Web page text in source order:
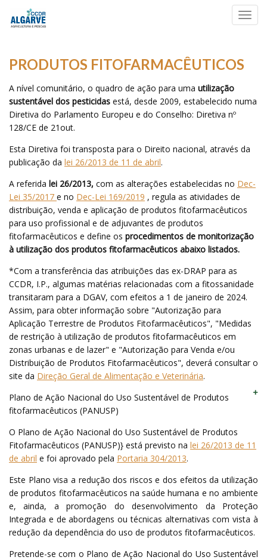
PRODUTOS FITOFARMACÊUTICOS
A nível comunitário, o quadro de ação para uma utilização
sustentável dos pesticidas está, desde 2009, estabelecido numa
Diretiva do Parlamento Europeu e do Conselho: Diretiva nº
128/CE de 21out.
Esta Diretiva foi transposta para o Direito nacional, através da
publicação da lei 26/2013 de 11 de abril.
A referida lei 26/2013, com as alterações estabelecidas no Dec-
Lei 35/2017 e no Dec-Lei 169/2019 , regula as atividades de
distribuição, venda e aplicação de produtos fitofarmacêuticos
para uso profissional e de adjuvantes de produtos
fitofarmacêuticos e define os procedimentos de monitorização
à utilização dos produtos fitofarmacêuticos abaixo listados.
*Com a transferência das atribuições das ex-DRAP para as
CCDR, I.P., algumas matérias relacionadas com a fitossanidade
transitaram para a DGAV, com efeitos a 1 de janeiro de 2024.
Assim, para obter informação sobre "Autorização para
Aplicação Terrestre de Produtos Fitofarmacêuticos", "Medidas
de restrição à utilização de produtos fitofarmacêuticos em
zonas urbanas e de lazer" e "Autorização para Venda e/ou
Distribuição de Produtos Fitofarmacêuticos", deverá consultar o
site da Direção Geral de Alimentação e Veterinária.
Plano de Ação Nacional do Uso Sustentável de Produtos
fitofarmacêuticos (PANUSP)
O Plano de Ação Nacional do Uso Sustentável de Produtos
Fitofarmacêuticos (PANUSP)} está previsto na lei 26/2013 de 11
de abril e foi aprovado pela Portaria 304/2013.
Este Plano visa a redução dos riscos e dos efeitos da utilização
de produtos fitofarmacêuticos na saúde humana e no ambiente
e, ainda, a promoção do desenvolvimento da Proteção
Integrada e de abordagens ou técnicas alternativas com vista à
redução da dependência do uso de produtos fitofarmacêuticos.
Pretende-se com o Plano de Ação Nacional do Uso Sustentável